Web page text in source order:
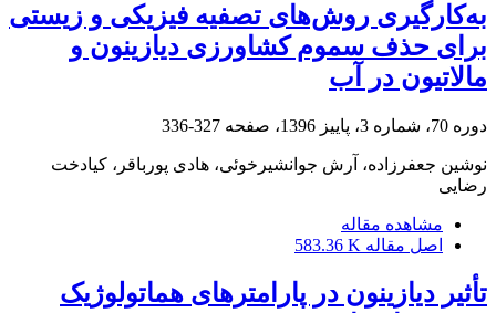
به‌کارگیری روش‌های تصفیه فیزیکی و زیستی
برای حذف سموم کشاورزی دیازینون و
مالاتیون در آب
دوره 70، شماره 3، پاییز 1396، صفحه 327-336
نوشین جعفرزاده، آرش جوانشیرخوئی، هادی پورباقر، کیادخت
رضایی
مشاهده مقاله
اصل مقاله 583.36 K
تأثیر دیازینون در پارامترهای هماتولوژیک